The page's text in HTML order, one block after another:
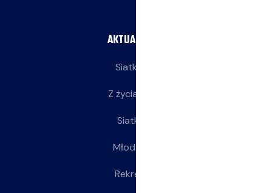
AKTUALNOŚCI
Siatkarze
Z życia klubu
Siatkarki
Młodziczki
Rekreacja